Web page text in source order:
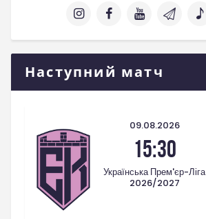
Наступний матч
09.08.2026
15:30
Українська Прем'єр-Ліга
2026/2027